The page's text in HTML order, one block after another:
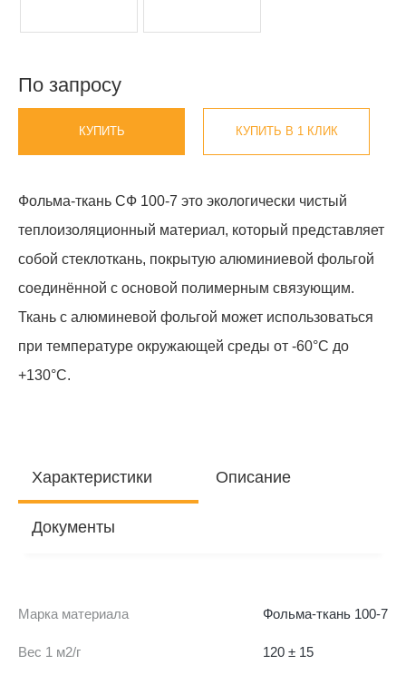
По запросу
КУПИТЬ КУПИТЬ В 1 КЛИК
Фольма-ткань СФ 100-7 это экологически чистый
теплоизоляционный материал, который представляет
собой стеклоткань, покрытую алюминиевой фольгой
соединённой с основой полимерным связующим.
Ткань с алюминевой фольгой может использоваться
при температуре окружающей среды от -60°C до
+130°C.
Характеристики Описание
Документы
Марка материала Фольма-ткань 100-7
Вес 1 м2/г 120 ± 15